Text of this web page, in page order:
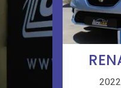
2022